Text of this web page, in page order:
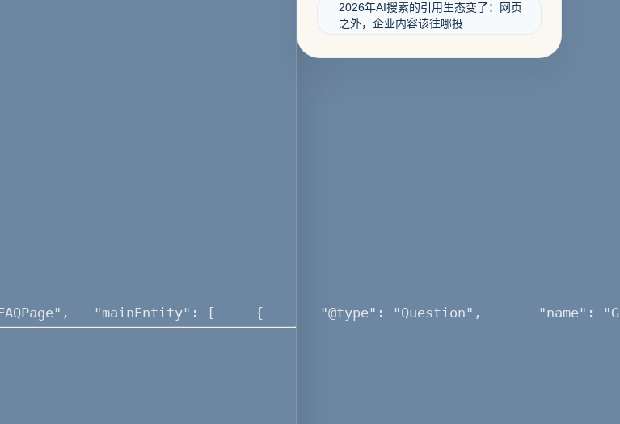
"mainEntity": [     {       "@type": "Question",       "name":
2026年AI搜索的引用生态变了：网页
之外，企业内容该往哪投